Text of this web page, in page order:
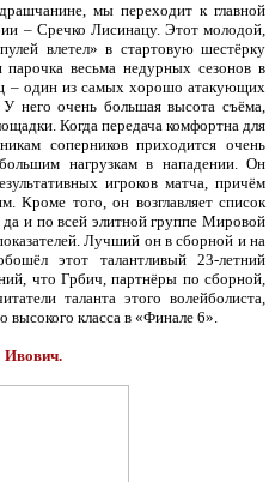
мы переходит к главной
– Сречко Лисинацу. Этот молодой,
влетел» в стартовую шестёрку
парочка весьма недурных сезонов в
– один из самых хорошо атакующих
него очень большая высота съёма,
Когда передача комфортна для
соперников приходится очень
нагрузкам в нападении. Он
игроков матча, причём
Кроме того, он возглавляет список
и по всей элитной группе Мировой
Лучший он в сборной и на
этот талантливый 23-летний
что Грбич, партнёры по сборной,
таланта этого волейболиста,
высокого класса в «Финале 6».